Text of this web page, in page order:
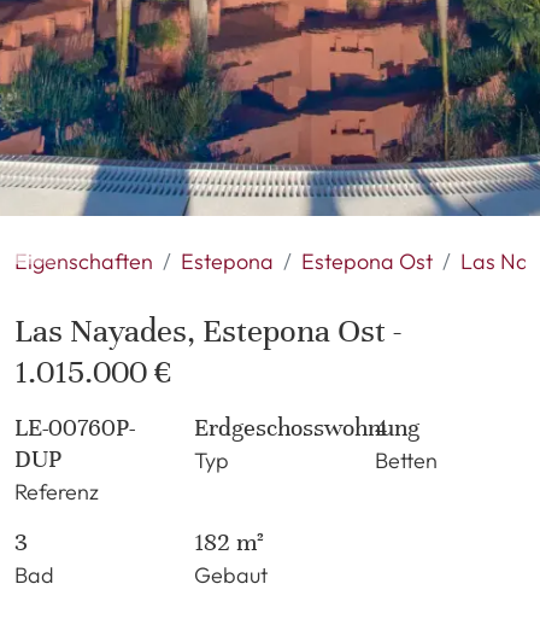
Eigenschaften Estepona Estepona Ost Las
Las Nayades, Estepona Ost -
1.015.000 €
LE-00760P-
DUP
Referenz
Erdgeschosswohnung
Typ
4
Betten
3
Bad
182 m²
Gebaut